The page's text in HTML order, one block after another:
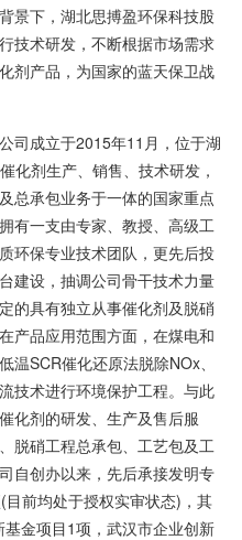
景下，湖北思搏盈环保科技股
技术研发，不断根据市场需求
剂产品，为国家的蓝天保卫战
成立于2015年11月，位于湖
化剂生产、销售、技术研发，
总承包业务于一体的国家重点
有一支由专家、教授、高级工
环保专业技术团队，更先后投
建设，抽调公司骨干技术力量
的具有独立从事催化剂及脱硝
产品应用范围方面，在煤电和
温SCR催化还原法脱除NOx、
技术进行环境保护工程。与此
化剂的研发、生产及售后服
脱硝工程总承包、工艺包及工
自创办以来，先后承接发明专
前均处于授权实审状态)，其
金项目1项，武汉市企业创新